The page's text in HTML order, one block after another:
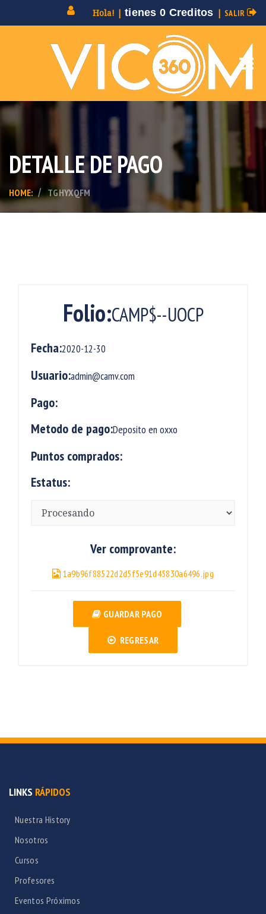
Hola! | tienes 0 Creditos | SALIR
DETALLE DE PAGO
HOME: TGHYXQFM
Folio:CAMP$--UOCP
Fecha:2020-12-30
Usuario:admin@camv.com
Pago:
Metodo de pago:Deposito en oxxo
Puntos comprados:
Estatus:
Ver comprovante:
1a9b96f88522d2d5f5e91d45830a6496.jpg
GUARDAR PAGO
REGRESAR
LINKS RÁPIDOS
Nuestra History
Nosotros
Cursos
Profesores
Eventos Próximos